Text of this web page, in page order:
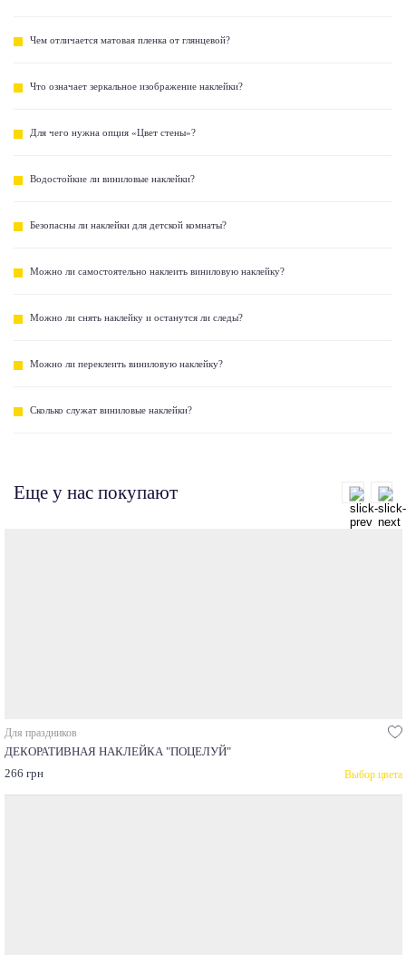
Чем отличается матовая пленка от глянцевой?
Что означает зеркальное изображение наклейки?
Для чего нужна опция «Цвет стены»?
Водостойкие ли виниловые наклейки?
Безопасны ли наклейки для детской комнаты?
Можно ли самостоятельно наклеить виниловую наклейку?
Можно ли снять наклейку и останутся ли следы?
Можно ли переклеить виниловую наклейку?
Сколько служат виниловые наклейки?
Еще у нас покупают
Для праздников
ДЕКОРАТИВНАЯ НАКЛЕЙКА "ПОЦЕЛУЙ"
266 грн
Выбор цвета